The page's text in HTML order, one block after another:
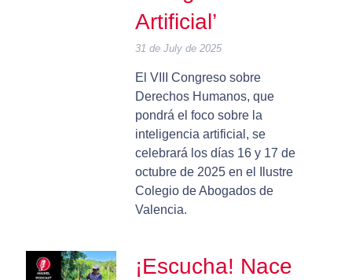
Artificial’
31 de July de 2025
El VIII Congreso sobre
Derechos Humanos, que
pondrá el foco sobre la
inteligencia artificial, se
celebrará los días 16 y 17 de
octubre de 2025 en el Ilustre
Colegio de Abogados de
Valencia.
¡Escucha! Nace